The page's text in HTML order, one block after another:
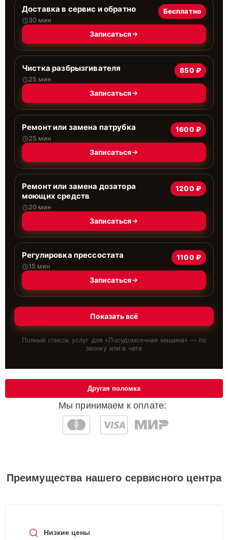
Доставка в сервис и обратно
30 мин
Бесплатно
Записаться
Чистка разбрызгивателя
25 мин
850 ₽
Записаться
Ремонт или замена патрубка
25 мин
1600 ₽
Записаться
Ремонт или замена дозатора
моющих средств
20 мин
1200 ₽
Записаться
Регулировка прессостата
15 мин
1100 ₽
Записаться
Показать всё
Полный список услуг для «Посудомоечная машина» — по
звонку или в чате
Мы принимаем к оплате:
Другая поломка
Преимущества нашего сервисного центра
Низкие цены